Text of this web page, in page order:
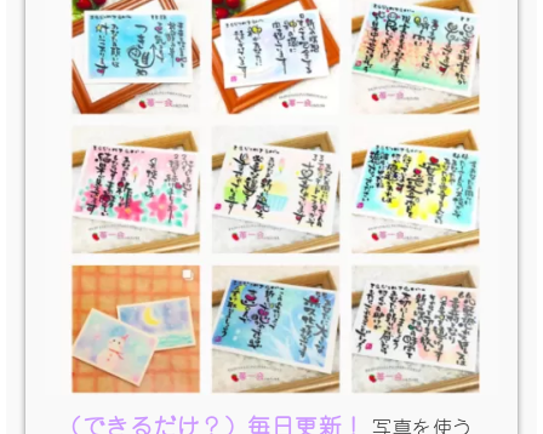
（できるだけ？）毎日更新！
写真を使う